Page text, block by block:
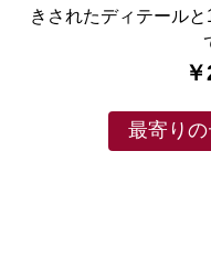
きされたディテール
最寄り